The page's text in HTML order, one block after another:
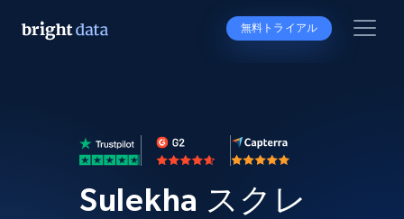
無料トライアル
Sulekha スクレ